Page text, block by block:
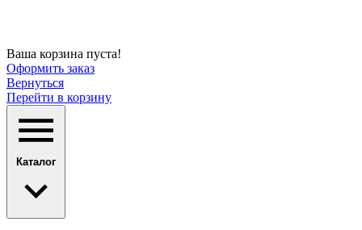
Ваша корзина пуста!
Оформить заказ
Вернуться
Перейти в корзину
Каталог